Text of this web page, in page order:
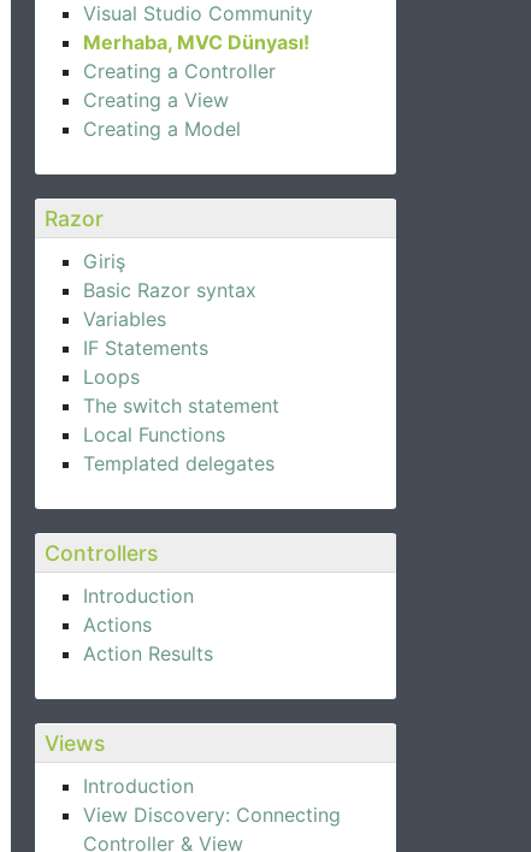
Visual Studio Community
Merhaba, MVC Dünyası!
Creating a Controller
Creating a View
Creating a Model
Razor
Giriş
Basic Razor syntax
Variables
IF Statements
Loops
The switch statement
Local Functions
Templated delegates
Controllers
Introduction
Actions
Action Results
Views
Introduction
View Discovery: Connecting
Controller & View